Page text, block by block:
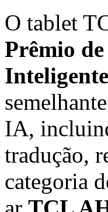
O tablet
Prêmio
Inteligente
IA,
tradução,
categoria